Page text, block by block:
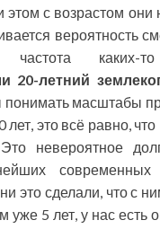
этом с возрастом они
вероятность
частота каких-
20-летний
понимать масштабы
лет, это всё равно,
невероятное
современных
это сделали, что с
уже 5 лет, у нас есть